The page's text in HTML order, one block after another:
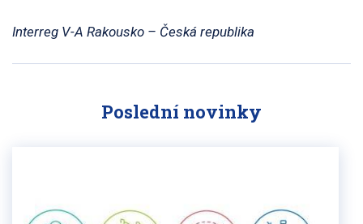
Interreg V-A Rakousko – Česká republika
Poslední novinky